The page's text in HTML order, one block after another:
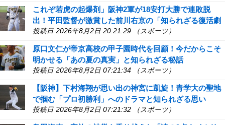
これぞ若虎の起爆剤」阪神2軍が18安打大勝で連敗脱
出！平田監督が激賞した前川右京の「知られざる復活劇
投稿日 2026年8月2日 20:21:29 （スポーツ）
原口文仁が帝京高校の甲子園時代を回顧！今だからこそ
明かせる「あの夏の真実」と知られざる秘話
投稿日 2026年8月2日 07:21:34 （スポーツ）
【阪神】下村海翔が思い出の神宮に凱旋！青学大の聖地
で掴む「プロ初勝利」へのドラマと知られざる思い
投稿日 2026年8月2日 07:21:32 （スポーツ）